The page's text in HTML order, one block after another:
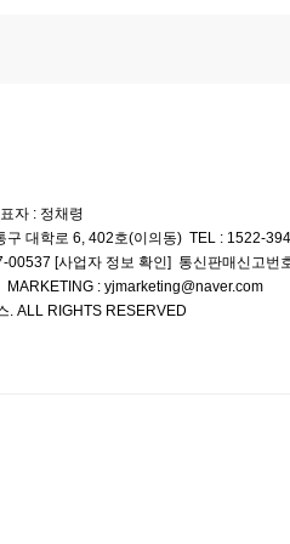
자 : 정채령
구 대학로 6, 402호(이의동) TEL : 1522-
00537 [사업자 정보 확인] 통신판매신고번
MARKETING : yjmarketing@naver.com
. ALL RIGHTS RESERVED